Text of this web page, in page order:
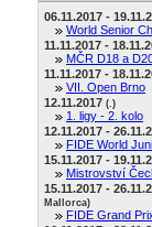
06.11.2017 -
World Senior
11.11.2017 -
MČR D18 a
11.11.2017 -
VII. Open Brno
12.11.2017 (.)
1. ligy - 2. kolo
12.11.2017 -
FIDE World
15.11.2017 -
Mistrovství
15.11.2017 -
Mallorca)
FIDE Grand